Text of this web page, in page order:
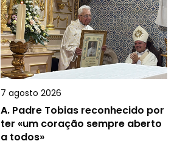
7 agosto 2026
A. Padre Tobias reconhecido por
ter «um coração sempre aberto
a todos»